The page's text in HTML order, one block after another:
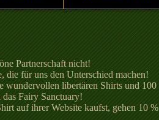
Partnerschaft nicht!
die für uns den Unterschied machen!
wundervollen libertären Shirts und 100
das Fairy Sanctuary!
auf ihrer Website kaufst, gehen 10 %